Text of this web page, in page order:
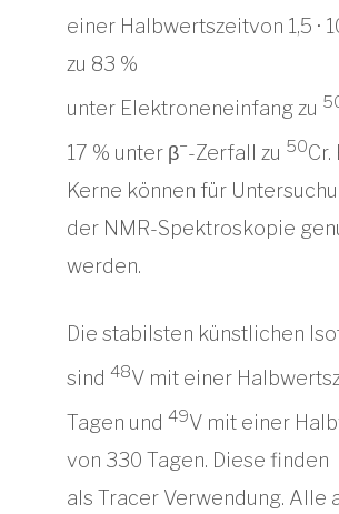
einer Halbwertszeitvon 1,5 ·
zu 83 %
unter Elektroneneinfang zu
17 % unter β−-Zerfall zu 50
Kerne können für
der NMR-Spektroskopie
werden.
Die stabilsten künstlichen
sind 48V mit einer
Tagen und 49V mit einer
von 330 Tagen. Diese finden
als Tracer Verwendung. Alle